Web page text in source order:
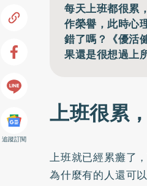
追蹤訂閱
每天上班都很累
作榮譽，此時心
錯了嗎？《優活
果還是很想過上
上班很累
上班就已經累癱了
為什麼有的人還可